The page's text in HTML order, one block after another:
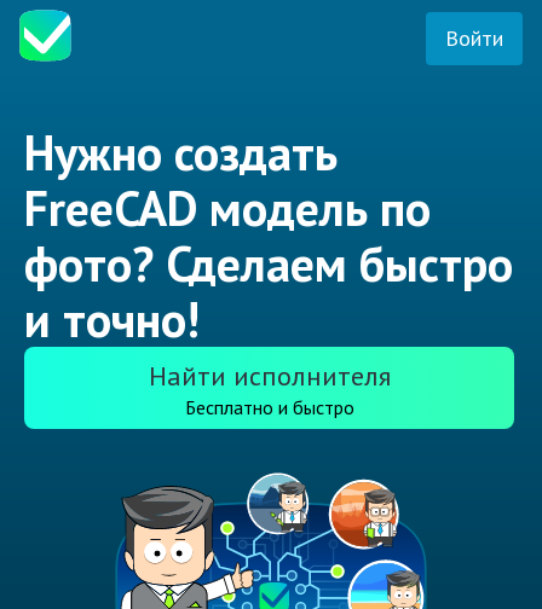
Войти
Нужно создать
FreeCAD модель по
фото? Сделаем быстро
и точно!
Найти исполнителя
Бесплатно и быстро